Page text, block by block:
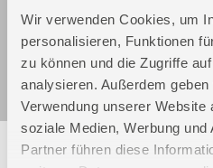
Wir verwenden Cookies, um
personalisieren, Funktionen
zu können und die Zugriffe
analysieren. Außerdem
Verwendung unserer Website
soziale Medien, Werbung
Partner führen diese
Akku Rasenmäher 320/20-4
Art.-Nr.: 95850
Folgende Artikel sind